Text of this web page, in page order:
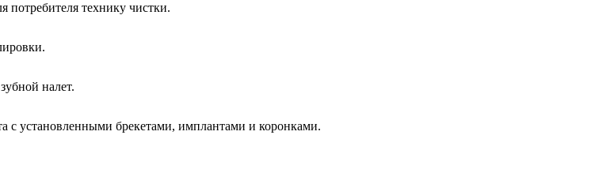
потребителя технику чистки.
налет.
с установленными брекетами, имплантами и коронками.